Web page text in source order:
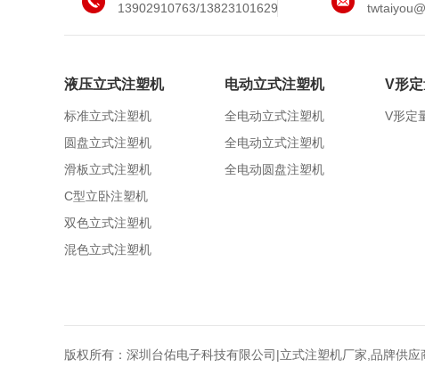
13902910763/13823101629
液压立式注塑机
标准立式注塑机
圆盘立式注塑机
滑板立式注塑机
C型立卧注塑机
双色立式注塑机
混色立式注塑机
电动立式注塑机
全电动立式注塑机
全电动立式注塑机
全电动圆盘注塑机
V形
V形定
版权所有：深圳台佑电子科技有限公司|立式注塑机厂家,品牌供